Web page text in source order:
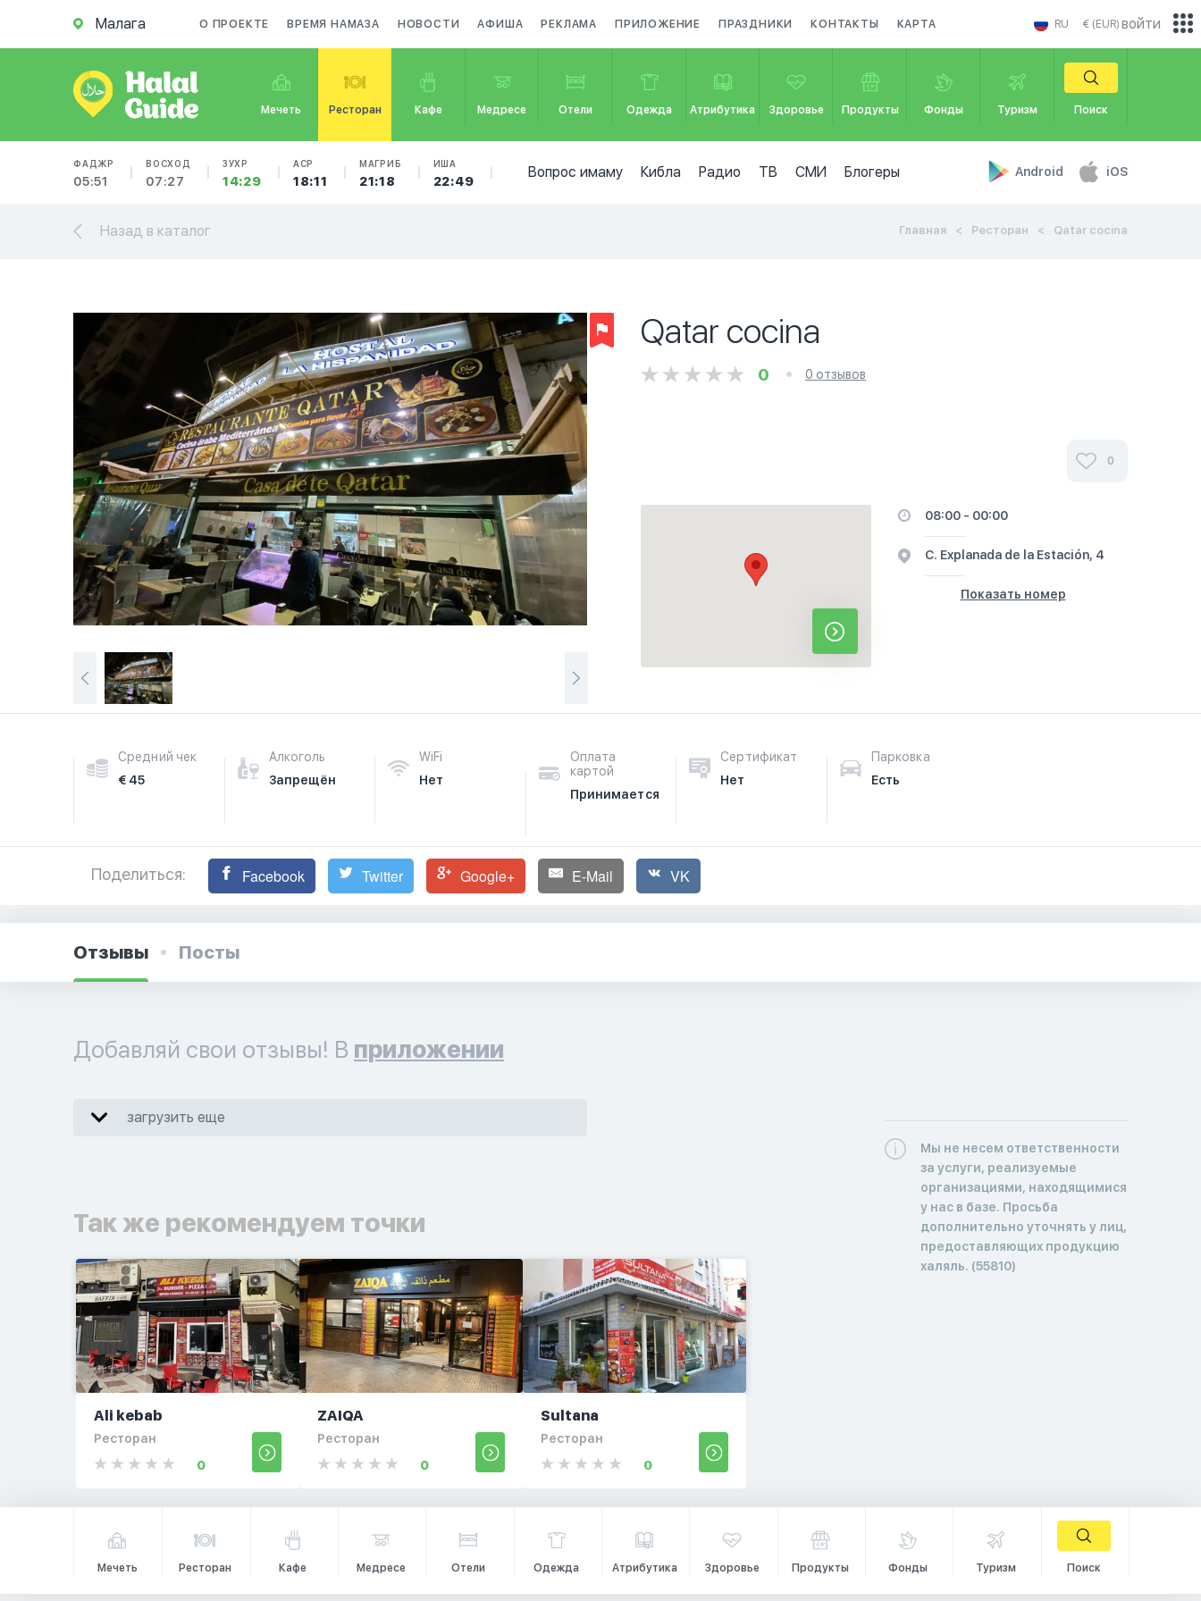
Малага О ПРОЕКТЕ ВРЕМЯ НАМАЗА НОВОСТИ АФИША РЕКЛАМА ПРИЛОЖЕНИЕ ПРАЗДНИКИ КОНТАКТЫ КАРТА RU € (EUR)
Мечеть Ресторан Кафе Медресе Отели Одежда Атрибутика Здоровье Продукты Фонды Туризм Поиск
ФАДЖР
05:51
ВОСХОД
07:27
ЗУХР
14:29
АСР
18:11
МАГРИБ
21:18
ИША
22:49
Вопрос имаму Кибла Радио ТВ СМИ Блогеры Android iOS
войти
Назад в каталог Главная Ресторан Qatar cocina
Qatar cocina
0 0 отзывов
0
08:00 - 00:00
C. Explanada de la Estación, 4
Показать номер
Средний чек
€ 45
Алкоголь
Запрещён
WiFi
Нет
Оплата
картой
Принимается
Сертификат
Нет
Парковка
Есть
Поделиться: Facebook Twitter Google+ E-Mail VK
Отзывы Посты
Добавляй свои отзывы! В приложении
загрузить еще
Так же рекомендуем точки
Ali kebab
Ресторан
0
ZAIQA
Ресторан
0
Sultana
Ресторан
0
Мы не несем ответственности
за услуги, реализуемые
организациями, находящимися
у нас в базе. Просьба
дополнительно уточнять у лиц,
предоставляющих продукцию
халяль. (55810)
Мечеть Ресторан Кафе Медресе Отели Одежда Атрибутика Здоровье Продукты Фонды Туризм Поиск